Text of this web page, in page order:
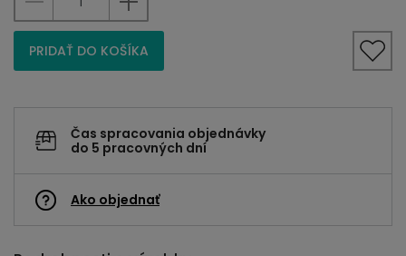
PRIDAŤ DO KOŠÍKA
Čas spracovania objednávky
do 5 pracovných dní
Ako objednať